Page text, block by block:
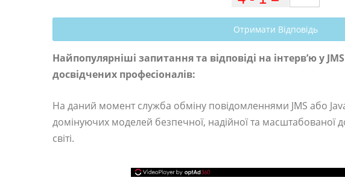
Отримати Відповідь
Найпопулярніші запитання та відповіді на інтерв’ю у
досвідчених професіоналів:
На даний момент служба обміну повідомленнями JMS або
домінуючих моделей безпечної, надійної та масштабованої
світі.